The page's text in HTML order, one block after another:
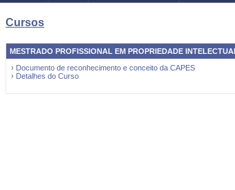
Cursos
MESTRADO PROFISSIONAL EM PROPRIEDADE
› Documento de reconhecimento e conceito da CAPES
› Detalhes do Curso